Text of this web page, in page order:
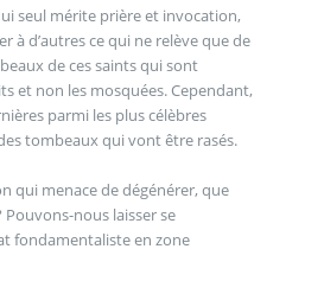
seul mérite prière et invocation,
à d’autres ce qui ne relève que de
de ces saints qui sont
et non les mosquées. Cependant,
parmi les plus célèbres
tombeaux qui vont être rasés.
qui menace de dégénérer, que
nous laisser se
fondamentaliste en zone